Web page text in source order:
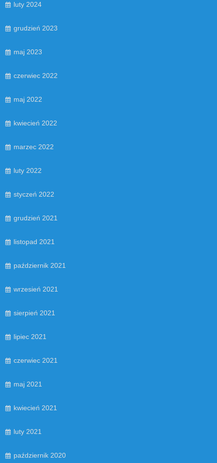
luty 2024
grudzień 2023
maj 2023
czerwiec 2022
maj 2022
kwiecień 2022
marzec 2022
luty 2022
styczeń 2022
grudzień 2021
listopad 2021
październik 2021
wrzesień 2021
sierpień 2021
lipiec 2021
czerwiec 2021
maj 2021
kwiecień 2021
luty 2021
październik 2020